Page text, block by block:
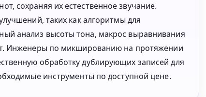
сохраняя их естественное звучание.
таких как алгоритмы для
анализ высоты тона, макрос выравнивания
Инженеры по микшированию на протяжении
обработку дублирующих записей для
инструменты по доступной цене.